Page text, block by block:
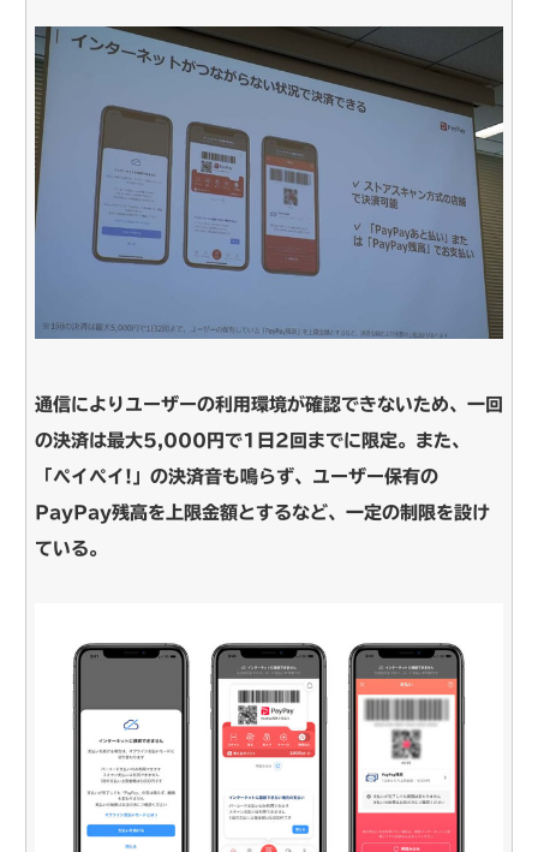
通信によりユーザーの利用環境が確認できないため、一回
の決済は最大5,000円で1日2回までに限定。また、
「ペイペイ!」の決済音も鳴らず、ユーザー保有の
PayPay残高を上限金額とするなど、一定の制限を設け
ている。